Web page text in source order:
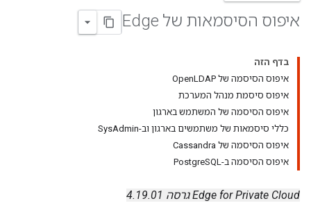
איפוס הסיסמאות של Edge
בדף הזה
איפוס הסיסמה של OpenLDAP
איפוס סיסמת מנהל המערכת
איפוס הסיסמה של המשתמש בארגון
כללי סיסמאות של משתמשים בארגון וב-SysAdmin
איפוס הסיסמה של Cassandra
איפוס הסיסמה ב-PostgreSQL
Edge for Private Cloud גרסה 4.19.01